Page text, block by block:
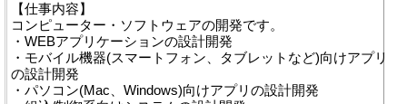
【仕事内容】
コンピューター・ソフトウェアの開発です。
・WEBアプリケーションの設計開発
・モバイル機器(スマートフォン、タブレットなど)向けアプリ
の設計開発
・パソコン(Mac、Windows)向けアプリの設計開発